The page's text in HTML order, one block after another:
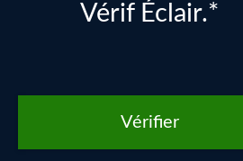
Vérif Éclair.*
Vérifier